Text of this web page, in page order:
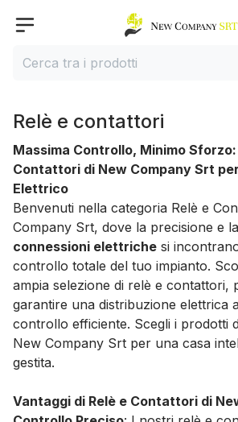
Open menu
Home page
Cerca
Relè e contattori
Massima Controllo, Minimo Sforzo:
Contattori di New Company Srt
Elettrico
Benvenuti nella categoria Relè e
Company Srt, dove la precisione e la
connessioni elettriche si
controllo totale del tuo impianto.
ampia selezione di relè e contattori,
garantire una distribuzione elettrica
controllo efficiente. Scegli i prodotti
New Company Srt per una casa
gestita.
Vantaggi di Relè e Contattori di